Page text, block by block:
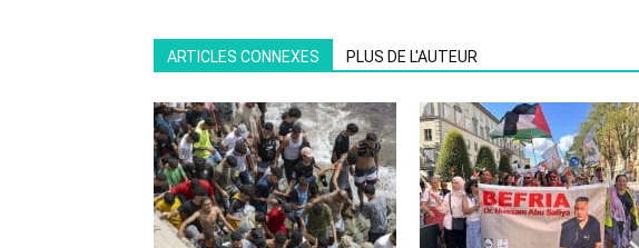
ARTICLES CONNEXES PLUS DE L'AUTEUR